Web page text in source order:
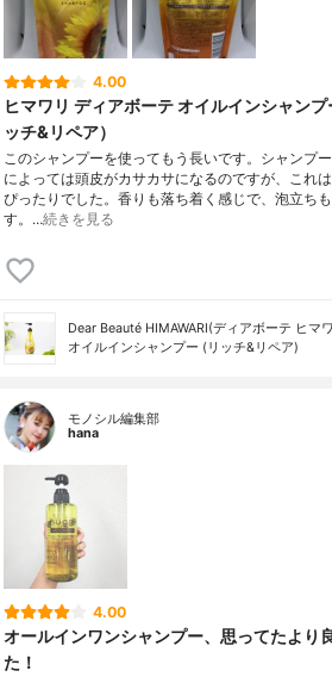
4.00
ヒマワリ ディアボーテ オイルインシャンプ
ッチ&リペア）
このシャンプーを使ってもう長いです。シャンプ
によっては頭皮がカサカサになるのですが、これ
ぴったりでした。香りも落ち着く感じで、泡立ち
す。…続きを見る
Dear Beauté HIMAWARI(ディアボーテ ヒマ
オイルインシャンプー (リッチ&リペア)
モノシル編集部
hana
4.00
オールインワンシャンプー、思ってたより
た！